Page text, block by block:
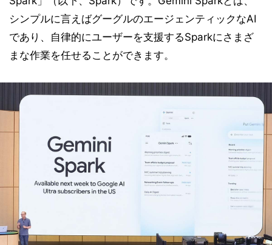
シンプルに言えばグーグルのエージェンティックなAI
であり、自律的にユーザーを支援するSparkにさまざ
まな作業を任せることができます。